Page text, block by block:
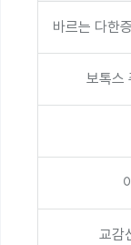
바르는 다한
보톡스
교감